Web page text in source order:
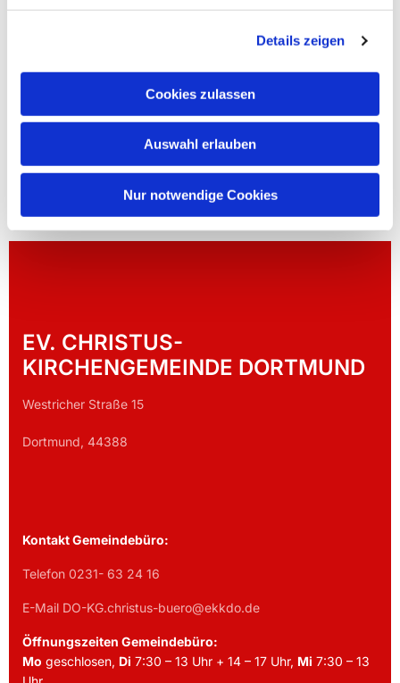
Details zeigen
Cookies zulassen
Auswahl erlauben
Nur notwendige Cookies
EV. CHRISTUS-
KIRCHENGEMEINDE DORTMUND
Westricher Straße 15
Dortmund, 44388
Kontakt Gemeindebüro:
Telefon 0231- 63 24 16
E-Mail DO-KG.christus-buero@ekkdo.de
Öffnungszeiten Gemeindebüro:
Mo geschlosen, Di 7:30 – 13 Uhr + 14 – 17 Uhr, Mi 7:30 – 13